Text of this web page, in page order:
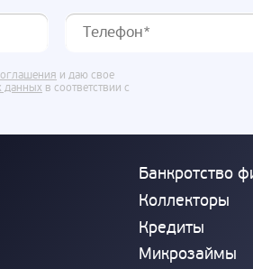
и даю свое
данных в соответствии с
Банкротство
Коллекторы
Кредиты
Микрозаймы